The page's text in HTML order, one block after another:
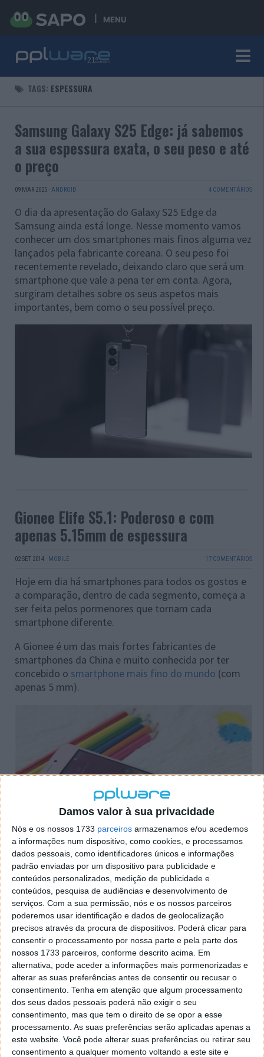
Damos valor à sua privacidade
Nós e os nossos 1733 parceiros armazenamos e/ou acedemos
a informações num dispositivo, como cookies, e processamos
dados pessoais, como identificadores únicos e informações
padrão enviadas por um dispositivo para publicidade e
conteúdos personalizados, medição de publicidade e
conteúdos, pesquisa de audiências e desenvolvimento de
serviços. Com a sua permissão, nós e os nossos parceiros
poderemos usar identificação e dados de geolocalização
precisos através da procura de dispositivos. Poderá clicar para
consentir o processamento por nossa parte e pela parte dos
nossos 1733 parceiros, conforme descrito acima. Em
alternativa, pode aceder a informações mais pormenorizadas e
alterar as suas preferências antes de consentir ou recusar o
consentimento. Tenha em atenção que algum processamento
dos seus dados pessoais poderá não exigir o seu
consentimento, mas que tem o direito de se opor a esse
processamento. As suas preferências serão aplicadas apenas a
este website. Você pode alterar suas preferências ou retirar seu
consentimento a qualquer momento voltando a este site e
MENU
TAGS: ESPESSURA
Samsung Galaxy S25 Edge: já sabemos
a sua espessura exata, o seu peso e até
o preço
09 MAR 2025 · ANDROID 4 COMENTÁRIOS
O dia da apresentação do Galaxy S25 Edge da
Samsung ainda está longe. Nesse momento vamos
conhecer um dos smartphones mais finos alguma vez
lançados pela fabricante coreana. O seu peso foi
recentemente revelado, deixando claro que será um
smartphone que vale a pena ter em conta. Agora,
surgiram detalhes sobre os seus aspetos mais
importantes, bem como o seu possível preço.
Gionee Elife S5.1: Poderoso e com
apenas 5.15mm de espessura
02 SET 2014 · MOBILE 17 COMENTÁRIOS
Hoje em dia há smartphones para todos os gostos e
a comparação, dentro de cada segmento, começa a
ser feita pelos pormenores que tornam cada
smartphone diferente.
A Gionee é um das mais fortes fabricantes de
smartphones da China e muito conhecida por ter
concebido o smartphone mais fino do mundo (com
apenas 5 mm).
Gionee GN9005– Smartphone com
apenas 5 mm de espessura recebe
certificação na China
22 JUL 2014 ANDROID
Hoje em dia há smartphones para todos os gostos e
a comparação, dentro de cada segmento, começa a
ser feita pelos pormenores que tornam cada